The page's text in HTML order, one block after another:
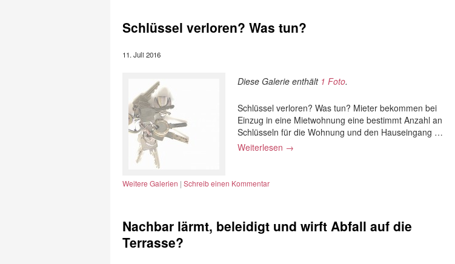
Schlüssel verloren? Was tun?
11. Juli 2016
Diese Galerie enthält 1 Foto.
Schlüssel verloren? Was tun? Mieter bekommen bei
Einzug in eine Mietwohnung eine bestimmt Anzahl an
Schlüsseln für die Wohnung und den Hauseingang …
Weiterlesen →
Weitere Galerien | Schreib einen Kommentar
Nachbar lärmt, beleidigt und wirft Abfall auf die
Terrasse?